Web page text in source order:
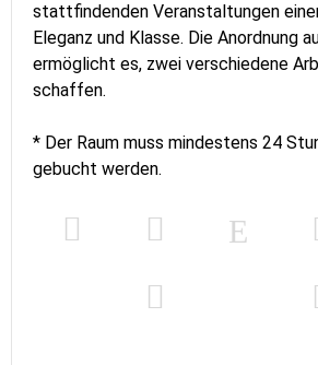
stattfindenden Veranstaltungen
Eleganz und Klasse. Die Anordnung
ermöglicht es, zwei verschiedene
schaffen.
* Der Raum muss mindestens 24
gebucht werden.